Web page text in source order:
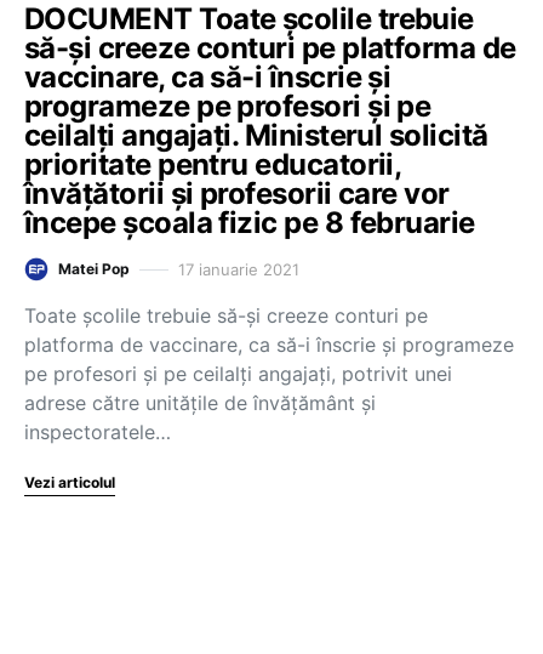
DOCUMENT Toate școlile trebuie
să-și creeze conturi pe platforma de
vaccinare, ca să-i înscrie și
programeze pe profesori și pe
ceilalți angajați. Ministerul solicită
prioritate pentru educatorii,
învățătorii și profesorii care vor
începe școala fizic pe 8 februarie
Matei Pop 17 ianuarie 2021
Toate școlile trebuie să-și creeze conturi pe
platforma de vaccinare, ca să-i înscrie și programeze
pe profesori și pe ceilalți angajați, potrivit unei
adrese către unitățile de învățământ și
inspectoratele…
Vezi articolul